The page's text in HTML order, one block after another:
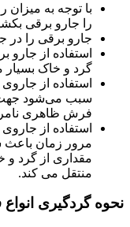
با توجه به
را جارو برقی
جارو برقی را
استفاده از
گرد و خاک بسیار
استفاده از
سبب می‌شود جهت
فرش ظاهری
استفاده از
مرور زمان
مقداری از گرد و
منتقل می کند.
نحوه گردگیری